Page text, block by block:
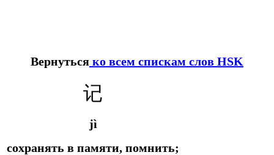
Вернуться ко всем спискам слов HSK
记
jì
сохранять в памяти, помнить;